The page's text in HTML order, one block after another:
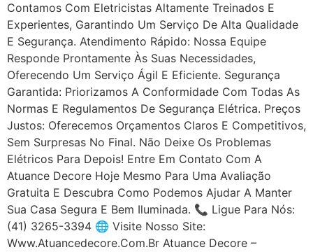
Contamos Com Eletricistas Altamente Treinados E
Experientes, Garantindo Um Serviço De Alta Qualidade
E Segurança. Atendimento Rápido: Nossa Equipe
Responde Prontamente Às Suas Necessidades,
Oferecendo Um Serviço Ágil E Eficiente. Segurança
Garantida: Priorizamos A Conformidade Com Todas As
Normas E Regulamentos De Segurança Elétrica. Preços
Justos: Oferecemos Orçamentos Claros E Competitivos,
Sem Surpresas No Final. Não Deixe Os Problemas
Elétricos Para Depois! Entre Em Contato Com A
Atuance Decore Hoje Mesmo Para Uma Avaliação
Gratuita E Descubra Como Podemos Ajudar A Manter
Sua Casa Segura E Bem Iluminada. 📞 Ligue Para Nós:
(41) 3265-3394 🌐 Visite Nosso Site:
Www.atuancedecore.com.br Atuance Decore –